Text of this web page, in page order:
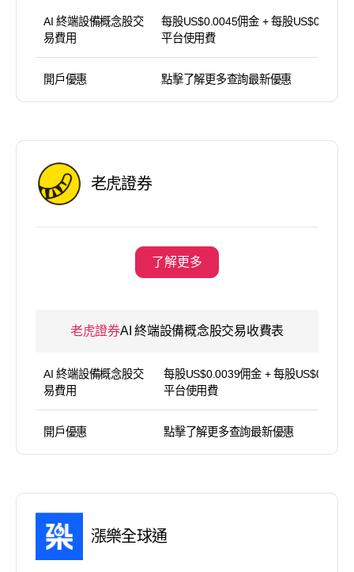
AI 終端設備概念股交
易費用
每股US$0.0045佣金 + 每股US$0.0045
平台使用費
開戶優惠 點擊了解更多查詢最新優惠
老虎證券
了解更多
老虎證券AI 終端設備概念股交易收費表
AI 終端設備概念股交
易費用
每股US$0.0039佣金 + 每股US$0.004
平台使用費
開戶優惠 點擊了解更多查詢最新優惠
漲樂全球通